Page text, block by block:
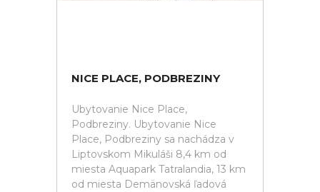
NICE PLACE, PODBREZINY
Ubytovanie Nice Place,
Podbreziny. Ubytovanie Nice
Place, Podbreziny sa nachádza v
Liptovskom Mikuláši 8,4 km od
miesta Aquapark Tatralandia, 13 km
od miesta Demänovská ľadová